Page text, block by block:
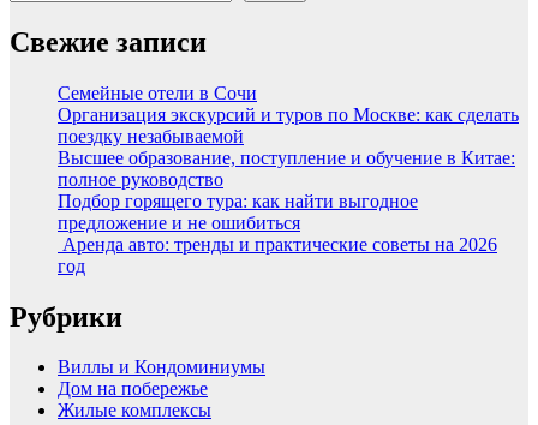
Свежие записи
Семейные отели в Сочи
Организация экскурсий и туров по Москве: как сделать
поездку незабываемой
Высшее образование, поступление и обучение в Китае:
полное руководство
Подбор горящего тура: как найти выгодное
предложение и не ошибиться
Аренда авто: тренды и практические советы на 2026
год
Рубрики
Виллы и Кондоминиумы
Дом на побережье
Жилые комплексы